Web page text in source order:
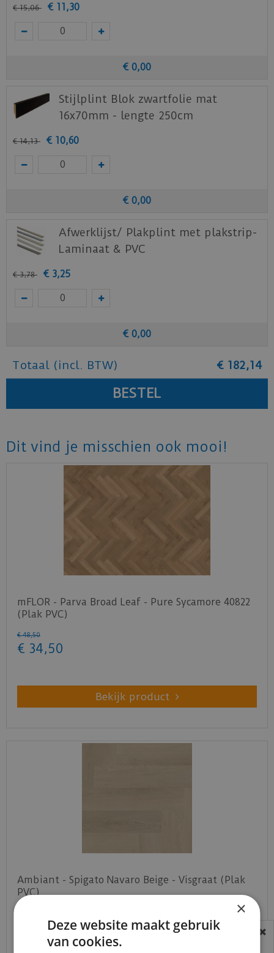
€ 15,06 € 11,30
€ 0,00
Stijlplint Blok zwartfolie mat
16x70mm - lengte 250cm
€ 14,13 € 10,60
€ 0,00
Afwerklijst/ Plakplint met plakstrip-
Laminaat & PVC
€ 3,78 € 3,25
€ 0,00
Totaal (incl. BTW) € 182,14
Dit vind je misschien ook mooi!
mFLOR - Parva Broad Leaf - Pure Sycamore 40822
(Plak PVC)
€ 48,50
€ 34,50
Bekijk product
Ambiant - Spigato Navaro Beige - Visgraat (Plak
PVC)
25
BEREIKBAARHEID
×
Deze website maakt gebruik
van cookies.